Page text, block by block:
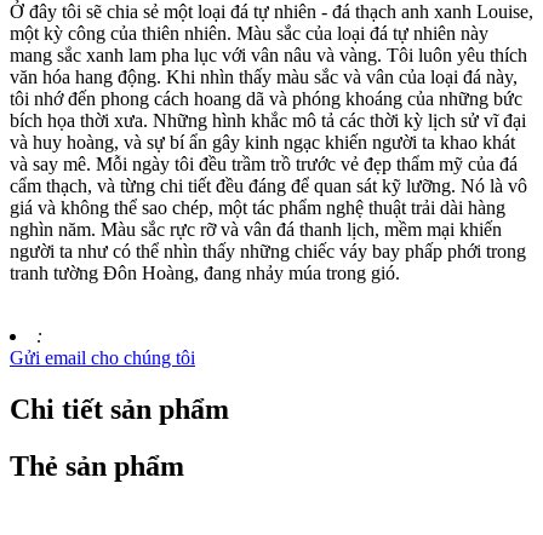
Ở đây tôi sẽ chia sẻ một loại đá tự nhiên - đá thạch anh xanh Louise,
một kỳ công của thiên nhiên. Màu sắc của loại đá tự nhiên này
mang sắc xanh lam pha lục với vân nâu và vàng. Tôi luôn yêu thích
văn hóa hang động. Khi nhìn thấy màu sắc và vân của loại đá này,
tôi nhớ đến phong cách hoang dã và phóng khoáng của những bức
bích họa thời xưa. Những hình khắc mô tả các thời kỳ lịch sử vĩ đại
và huy hoàng, và sự bí ẩn gây kinh ngạc khiến người ta khao khát
và say mê. Mỗi ngày tôi đều trầm trồ trước vẻ đẹp thẩm mỹ của đá
cẩm thạch, và từng chi tiết đều đáng để quan sát kỹ lưỡng. Nó là vô
giá và không thể sao chép, một tác phẩm nghệ thuật trải dài hàng
nghìn năm. Màu sắc rực rỡ và vân đá thanh lịch, mềm mại khiến
người ta như có thể nhìn thấy những chiếc váy bay phấp phới trong
tranh tường Đôn Hoàng, đang nhảy múa trong gió.
:
Gửi email cho chúng tôi
Chi tiết sản phẩm
Thẻ sản phẩm